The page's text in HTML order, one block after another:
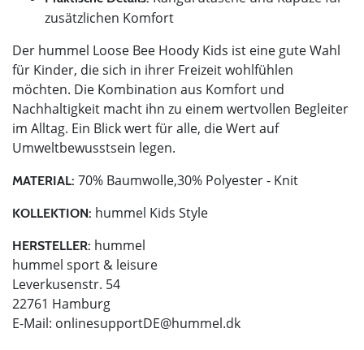
zusätzlichen Komfort
Der hummel Loose Bee Hoody Kids ist eine gute Wahl
für Kinder, die sich in ihrer Freizeit wohlfühlen
möchten. Die Kombination aus Komfort und
Nachhaltigkeit macht ihn zu einem wertvollen Begleiter
im Alltag. Ein Blick wert für alle, die Wert auf
Umweltbewusstsein legen.
MATERIAL: 70% Baumwolle,30% Polyester - Knit
KOLLEKTION: hummel Kids Style
HERSTELLER: hummel
hummel sport & leisure
Leverkusenstr. 54
22761 Hamburg
E-Mail: onlinesupportDE@hummel.dk